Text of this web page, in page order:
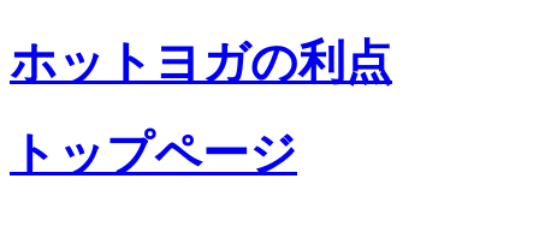
ホットヨガの利点
トップページ